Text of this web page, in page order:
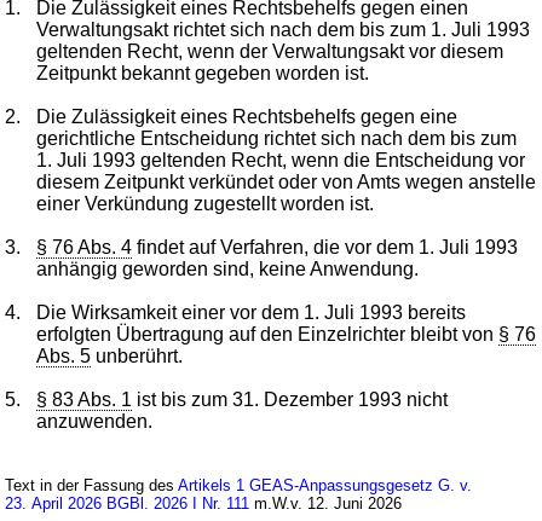
1.
Die Zulässigkeit eines Rechtsbehelfs gegen einen
Verwaltungsakt richtet sich nach dem bis zum 1. Juli 1993
geltenden Recht, wenn der Verwaltungsakt vor diesem
Zeitpunkt bekannt gegeben worden ist.
2.
Die Zulässigkeit eines Rechtsbehelfs gegen eine
gerichtliche Entscheidung richtet sich nach dem bis zum
1. Juli 1993 geltenden Recht, wenn die Entscheidung vor
diesem Zeitpunkt verkündet oder von Amts wegen anstelle
einer Verkündung zugestellt worden ist.
3. § 76 Abs. 4 findet auf Verfahren, die vor dem 1. Juli 1993
anhängig geworden sind, keine Anwendung.
4.
Die Wirksamkeit einer vor dem 1. Juli 1993 bereits
erfolgten Übertragung auf den Einzelrichter bleibt von § 76
Abs. 5 unberührt.
5. § 83 Abs. 1 ist bis zum 31. Dezember 1993 nicht
anzuwenden.
Text in der Fassung desArtikels 1 GEAS-Anpassungsgesetz G. v.
23. April 2026 BGBl. 2026 I Nr. 111 m.W.v. 12. Juni 2026